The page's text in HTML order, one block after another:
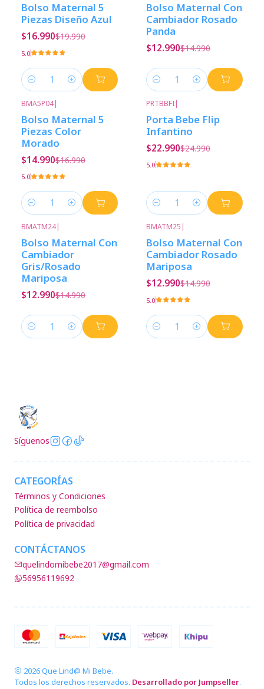
Bolso Maternal 5
Piezas Diseño Azul
$16.990$19.990
5.0
Cantidad
Bolso Maternal Con
Cambiador Rosado
Panda
$12.990$14.990
Cantidad
BMA5P04|
Bolso Maternal 5
Piezas Color
Morado
$14.990$16.990
5.0
Cantidad
PRTBBFI|
Porta Bebe Flip
Infantino
$22.990$24.990
5.0
Cantidad
BMATM24|
Bolso Maternal Con
Cambiador
Gris/Rosado
Mariposa
$12.990$14.990
Cantidad
BMATM25 |
Bolso Maternal Con
Cambiador Rosado
Mariposa
$12.990$14.990
5.0
Cantidad
Síguenos
CATEGORÍAS
Términos y Condiciones
Política de reembolso
Política de privacidad
CONTÁCTANOS
quelindomibebe2017@gmail.com
56956119692
2026 Que Lind@ Mi Bebe.
Todos los derechos reservados. Desarrollado por Jumpseller.